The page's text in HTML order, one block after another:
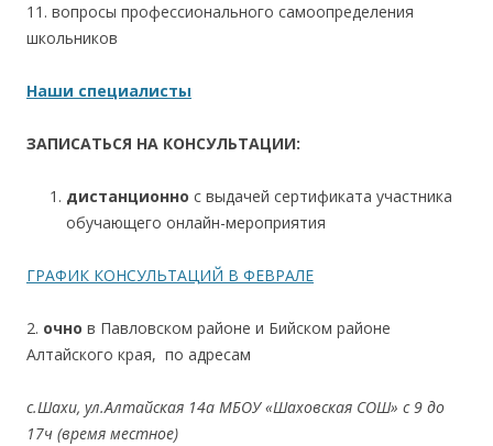
11. вопросы профессионального самоопределения
школьников
Наши специалисты
ЗАПИСАТЬСЯ НА КОНСУЛЬТАЦИИ:
дистанционно с выдачей сертификата участника
обучающего онлайн-мероприятия
ГРАФИК КОНСУЛЬТАЦИЙ В ФЕВРАЛЕ
2. очно в Павловском районе и Бийском районе
Алтайского края, по адресам
с.Шахи, ул.Алтайская 14а МБОУ «Шаховская СОШ» с 9 до
17ч (время местное)